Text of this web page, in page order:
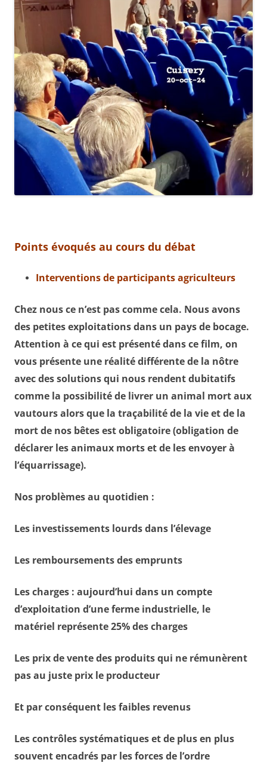
Points évoqués au cours du débat
Interventions de participants agriculteurs
Chez nous ce n’est pas comme cela. Nous avons
des petites exploitations dans un pays de bocage.
Attention à ce qui est présenté dans ce film, on
vous présente une réalité différente de la nôtre
avec des solutions qui nous rendent dubitatifs
comme la possibilité de livrer un animal mort aux
vautours alors que la traçabilité de la vie et de la
mort de nos bêtes est obligatoire (obligation de
déclarer les animaux morts et de les envoyer à
l’équarrissage).
Nos problèmes au quotidien :
Les investissements lourds dans l’élevage
Les remboursements des emprunts
Les charges : aujourd’hui dans un compte
d’exploitation d’une ferme industrielle, le
matériel représente 25% des charges
Les prix de vente des produits qui ne rémunèrent
pas au juste prix le producteur
Et par conséquent les faibles revenus
Les contrôles systématiques et de plus en plus
souvent encadrés par les forces de l’ordre